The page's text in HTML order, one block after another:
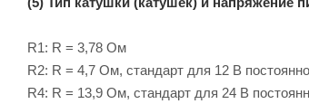
R1: R = 3,78 Ом
R2: R = 4,7 Ом, стандарт для 12 B
R4: R = 13,9 Ом, стандарт для 24 B